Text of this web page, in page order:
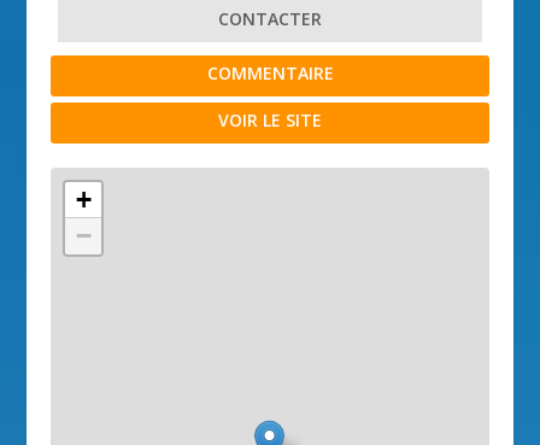
CONTACTER
COMMENTAIRE
VOIR LE SITE
+
−